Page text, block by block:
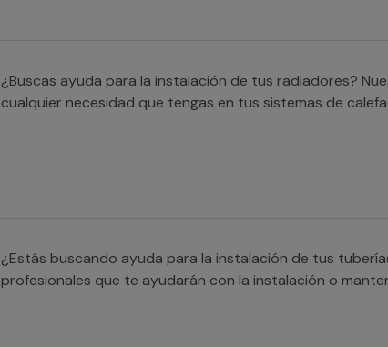
¿Buscas ayuda para la instalación de tus radiadores?
cualquier necesidad que tengas en tus sistemas de
¿Estás buscando ayuda para la instalación de tus
profesionales que te ayudarán con la instalación o